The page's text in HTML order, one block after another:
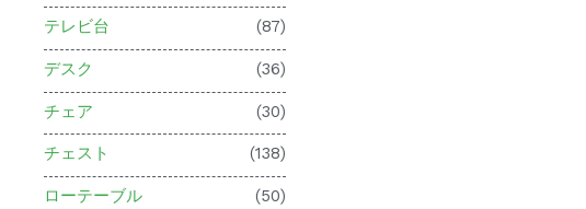
テレビ台 (87)
デスク (36)
チェア (30)
チェスト (138)
ローテーブル (50)